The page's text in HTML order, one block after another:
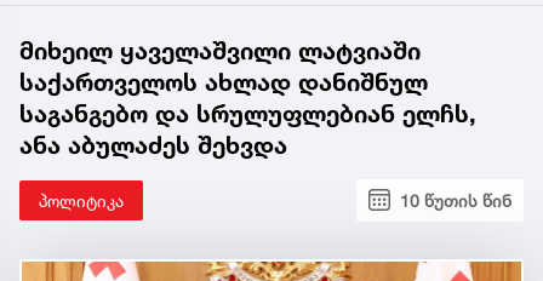
მიხეილ ყაველაშვილი ლატვიაში
საქართველოს ახლად დანიშნულ
საგანგებო და სრულუფლებიან ელჩს,
ანა აბულაძეს შეხვდა
პოლიტიკა 10 წუთის წინ